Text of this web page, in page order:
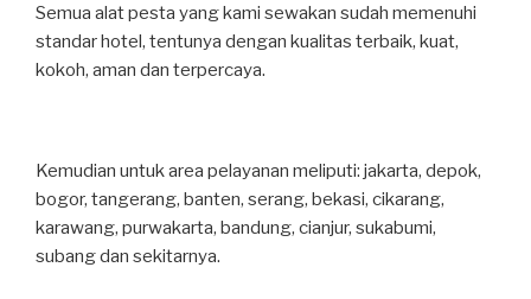
Semua alat pesta yang kami sewakan sudah memenuhi
standar hotel, tentunya dengan kualitas terbaik, kuat,
kokoh, aman dan terpercaya.
Kemudian untuk area pelayanan meliputi: jakarta, depok,
bogor, tangerang, banten, serang, bekasi, cikarang,
karawang, purwakarta, bandung, cianjur, sukabumi,
subang dan sekitarnya.